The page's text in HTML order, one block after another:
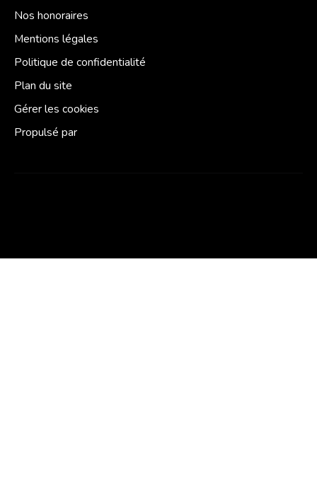
Nos honoraires
Mentions légales
Politique de confidentialité
Plan du site
Gérer les cookies
Propulsé par